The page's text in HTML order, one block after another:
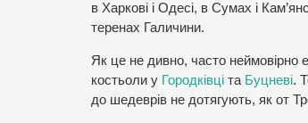
в Харкові і Одесі, в Сумах і
теренах Галичини.
Як це не дивно, часто неймовірно
костьоли у Городківці та Буцневі.
до шедеврів не дотягують, як от